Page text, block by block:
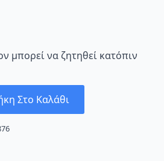
μπορεί να ζητηθεί κατόπιν
Στο Καλάθι